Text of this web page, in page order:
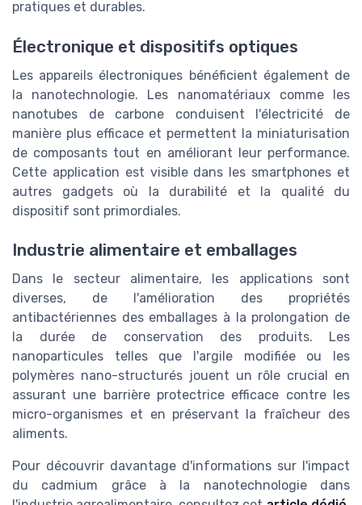
pratiques et durables.
Électronique et dispositifs optiques
Les appareils électroniques bénéficient également de
la nanotechnologie. Les nanomatériaux comme les
nanotubes de carbone conduisent l'électricité de
manière plus efficace et permettent la miniaturisation
de composants tout en améliorant leur performance.
Cette application est visible dans les smartphones et
autres gadgets où la durabilité et la qualité du
dispositif sont primordiales.
Industrie alimentaire et emballages
Dans le secteur alimentaire, les applications sont
diverses, de l'amélioration des propriétés
antibactériennes des emballages à la prolongation de
la durée de conservation des produits. Les
nanoparticules telles que l'argile modifiée ou les
polymères nano-structurés jouent un rôle crucial en
assurant une barrière protectrice efficace contre les
micro-organismes et en préservant la fraîcheur des
aliments.
Pour découvrir davantage d'informations sur l'impact
du cadmium grâce à la nanotechnologie dans